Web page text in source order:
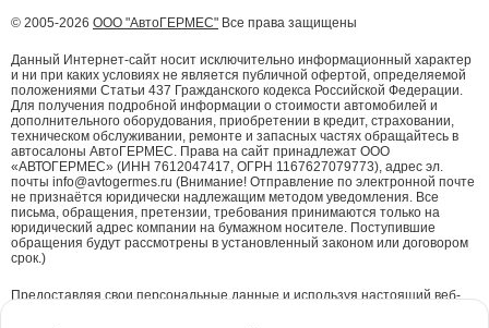
© 2005-2026 ООО "АвтоГЕРМЕС" Все права защищены
Данный Интернет-сайт носит исключительно информационный характер
и ни при каких условиях не является публичной офертой, определяемой
положениями Статьи 437 Гражданского кодекса Российской Федерации.
Для получения подробной информации о стоимости автомобилей и
дополнительного оборудования, приобретении в кредит, страховании,
техническом обслуживании, ремонте и запасных частях обращайтесь в
автосалоны АвтоГЕРМЕС. Права на сайт принадлежат ООО
«АВТОГЕРМЕС» (ИНН 7612047417, ОГРН 1167627079773), адрес эл.
почты info@avtogermes.ru (Внимание! Отправление по электронной почте
не признаётся юридически надлежащим методом уведомления. Все
письма, обращения, претензии, требования принимаются только на
юридический адрес компании на бумажном носителе. Поступившие
обращения будут рассмотрены в установленный законом или договором
срок.)
Предоставляя свои персональные данные и используя настоящий веб-